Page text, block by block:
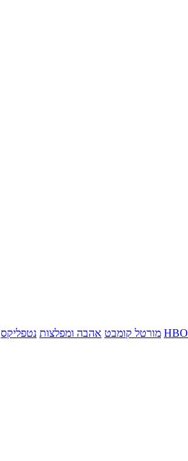
HBO מורטל קומבט אהבה ומפלצות נטפליקס